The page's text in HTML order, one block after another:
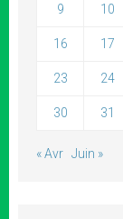
9 10
16 17
23 24
30 31
« Avr Juin »